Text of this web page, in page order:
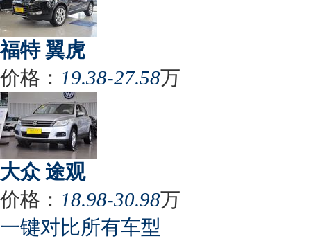
福特 翼虎
价格： 19.38-27.58万
大众 途观
价格： 18.98-30.98万
一键对比所有车型